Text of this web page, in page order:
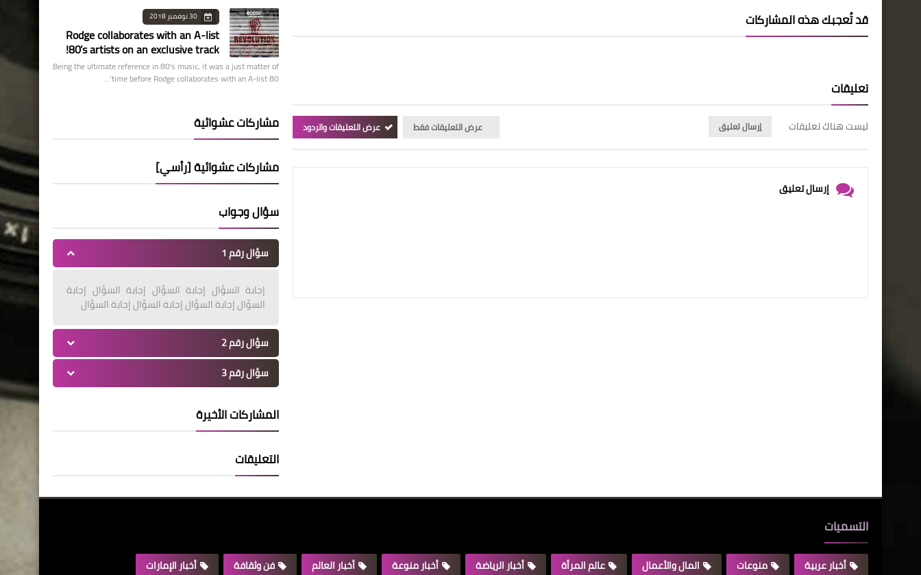
قد تُعجبك هذه المشاركات
تعليقات
ليست هناك تعليقات إرسال تعليق عرض التعليقات فقط عرض التعليقات والردود
إرسال تعليق
30 نوفمبر 2018
Rodge collaborates with an A-list
80’s artists on an exclusive track!
Being the ultimate reference in 80’s music, it was a just matter of
time before Rodge collaborates with an A-list 80’…
مشاركات عشوائية
مشاركات عشوائية [رأسي]
سؤال وجواب
سؤال رقم 1
إجابة السؤال إجابة السؤال إجابة السؤال إجابة
السؤال إجابة السؤال إجابة السؤال إجابة السؤال
سؤال رقم 2
سؤال رقم 3
المشاركات الأخيرة
التعليقات
التسميات
أخبار عربية منوعات المال والأعمال عالم المرأة أخبار الرياضة أخبار منوعة أخبار العالم فن وثقافة
أخبار الإمارات